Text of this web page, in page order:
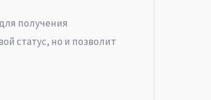
получения
статус, но и позволит